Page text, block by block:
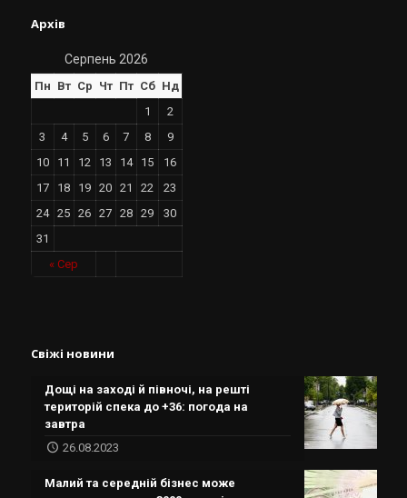
Архів
Серпень 2026
Пн Вт Ср Чт Пт Сб Нд
« Сер
1
2
3
4 5 6 7 8
9
10
11 12 13 14 15
16
17
18 19 20 21 22
23
24
25 26 27 28 29
30
31
Свіжі новини
Дощі на заході й півночі, на решті
територій спека до +36: погода на
завтра
26.08.2023
Малий та середній бізнес може